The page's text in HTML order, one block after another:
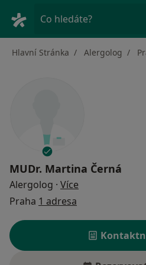
Co hledáte?
Hlavní Stránka Alergolog
MUDr. Martina Černá
Alergolog · Více
Praha 1 adresa